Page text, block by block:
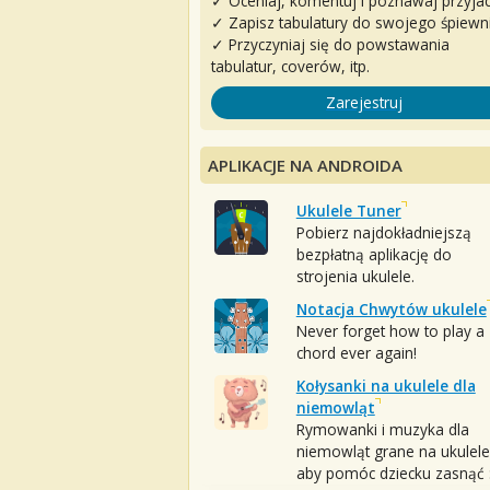
✓ Zapisz tabulatury do swojego
✓ Przyczyniaj się do powstawania
tabulatur, coverów, itp.
Zarejestruj
APLIKACJE NA ANDROIDA
Ukulele Tuner
Pobierz najdokładniejszą
bezpłatną aplikację do
strojenia ukulele.
Notacja Chwytów ukulele
Never forget how to play a
chord ever again!
Kołysanki na ukulele dla
niemowląt
Rymowanki i muzyka dla
niemowląt grane na
aby pomóc dziecku zasnąć